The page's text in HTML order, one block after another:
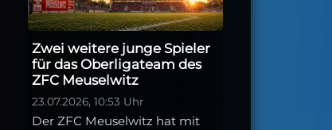
Zwei weitere junge Spieler
für das Oberligateam des
ZFC Meuselwitz
23.07.2026, 10:53 Uhr
Der ZFC Meuselwitz hat mit